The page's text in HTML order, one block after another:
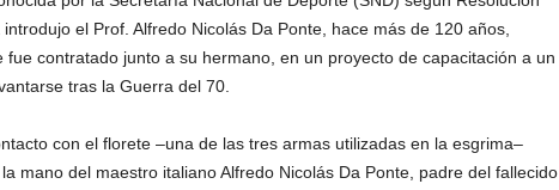
el Prof. Alfredo Nicolás Da Ponte, hace más de 120 años,
fue contratado junto a su hermano, en un proyecto de capacitación a un
tras la Guerra del 70.
con el florete –una de las tres armas utilizadas en la esgrima–
mano del maestro italiano Alfredo Nicolás Da Ponte, padre del fallecido